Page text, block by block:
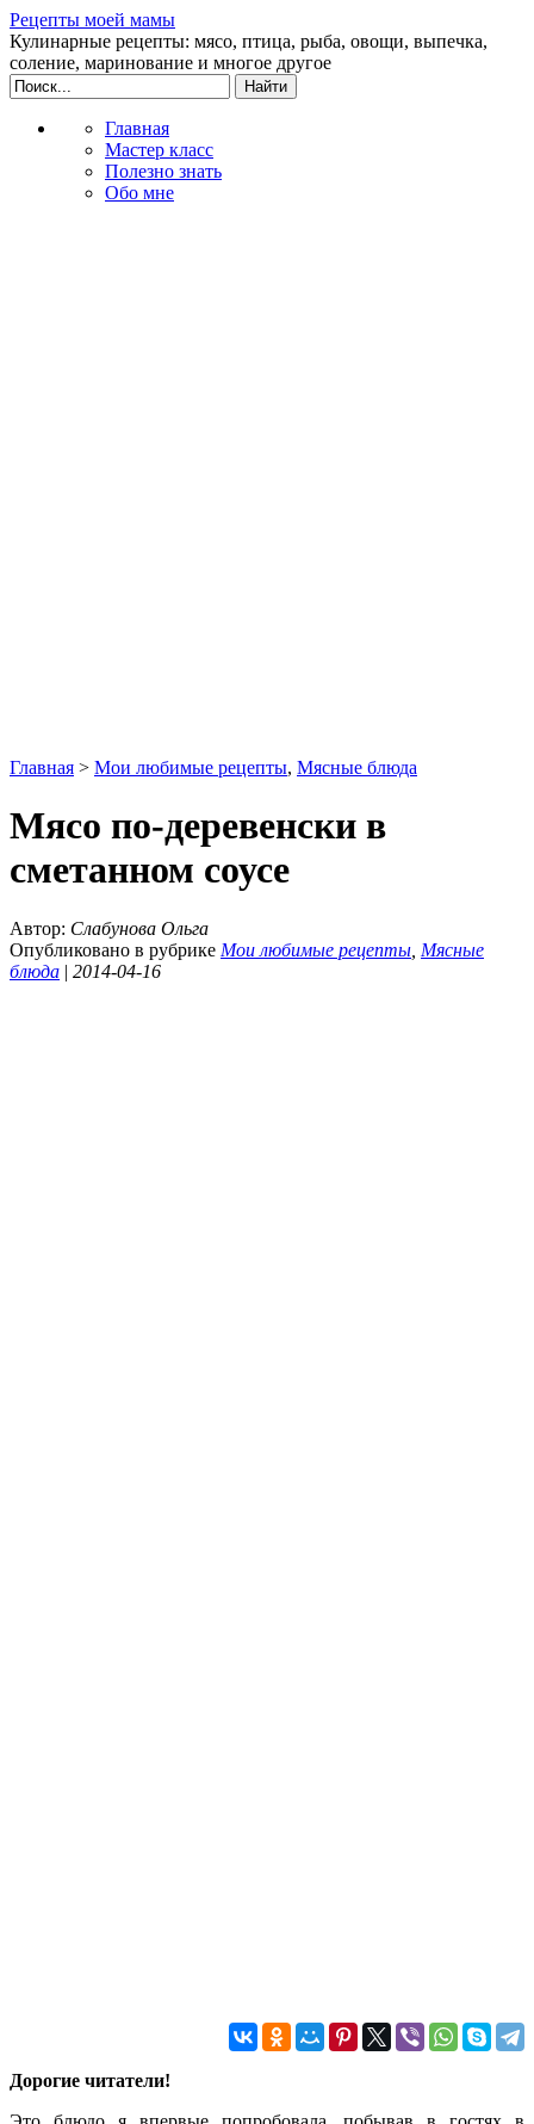
Рецепты моей мамы
Кулинарные рецепты: мясо, птица, рыба, овощи, выпечка,
соление, маринование и многое другое
Главная
Мастер класс
Полезно знать
Обо мне
Главная > Мои любимые рецепты, Мясные блюда
Мясо по-деревенски в
сметанном соусе
Автор: Слабунова Ольга
Опубликовано в рубрике Мои любимые рецепты Мясные
блюда | 2014-04-16
Дорогие читатели!